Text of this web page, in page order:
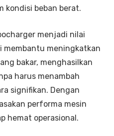
kondisi beban berat.
menjadi nilai
membantu meningkatkan
bakar, menghasilkan
harus menambah
signifikan. Dengan
performa mesin
hemat operasional.